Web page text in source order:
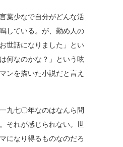
葉少なで自分がどんな活
している。が、勤め人の
世話になりました」とい
何なのかな？」という呟
ンを描いた小説だと言え
九七〇年なのはなんら問
それが感じられない。世
になり得るものなのだろ